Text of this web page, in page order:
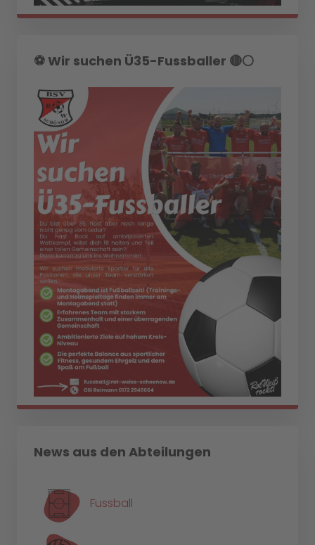
⚽️ Wir suchen Ü35-Fussballer 🔴⚪️
News aus den Abteilungen
Fussball